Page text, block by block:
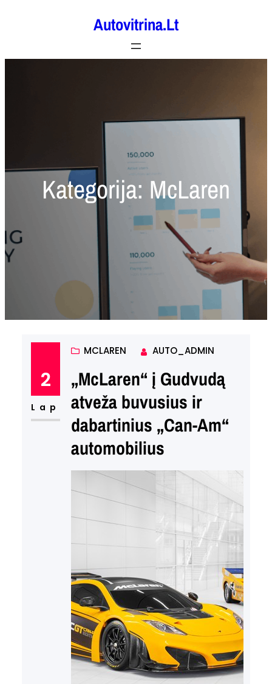
Autovitrina.lt
Kategorija: McLaren
2
Lap
MCLAREN AUTO_ADMIN
„McLaren“ į Gudvudą
atveža buvusius ir
dabartinius „Can-Am“
automobilius